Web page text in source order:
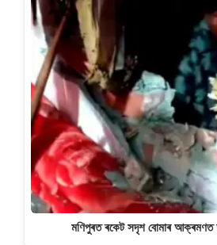
মণিপুৰত ৰকেট সদৃশ বোমাৰ